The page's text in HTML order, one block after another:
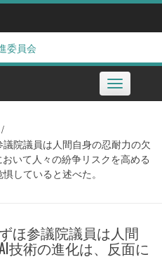
Toggle
navigation
/
院議員は人間自身の忍耐力の欠
いて人々の紛争リスクを高める
していると述べた。
ほ参議院議員は人間
技術の進化は、反面に